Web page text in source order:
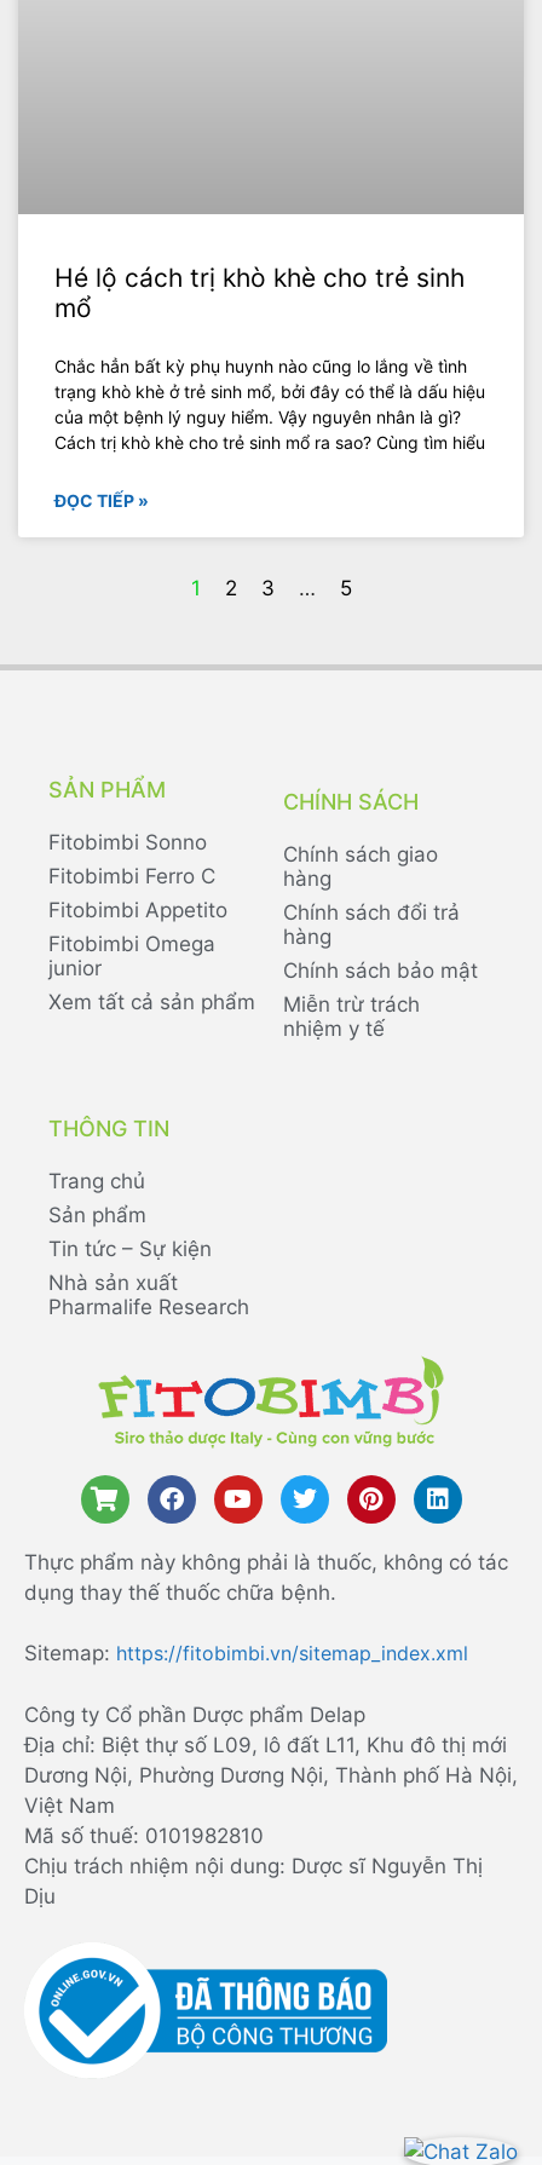
Hé lộ cách trị khò khè cho trẻ sinh
mổ
Chắc hẳn bất kỳ phụ huynh nào cũng lo lắng về tình
trạng khò khè ở trẻ sinh mổ, bởi đây có thể là dấu hiệu
của một bệnh lý nguy hiểm. Vậy nguyên nhân là gì?
Cách trị khò khè cho trẻ sinh mổ ra sao? Cùng tìm hiểu
ĐỌC TIẾP »
1 2 3 … 5
SẢN PHẨM
Fitobimbi Sonno
Fitobimbi Ferro C
Fitobimbi Appetito
Fitobimbi Omega
junior
Xem tất cả sản phẩm
CHÍNH SÁCH
Chính sách giao
hàng
Chính sách đổi trả
hàng
Chính sách bảo mật
Miễn trừ trách
nhiệm y tế
THÔNG TIN
Trang chủ
Sản phẩm
Tin tức – Sự kiện
Nhà sản xuất
Pharmalife Research
Thực phẩm này không phải là thuốc, không có tác
dụng thay thế thuốc chữa bệnh.
Sitemap: https://fitobimbi.vn/sitemap_index.xml
Công ty Cổ phần Dược phẩm Delap
Địa chỉ: Biệt thự số L09, lô đất L11, Khu đô thị mới
Dương Nội, Phường Dương Nội, Thành phố Hà Nội,
Việt Nam
Mã số thuế: 0101982810
Chịu trách nhiệm nội dung: Dược sĩ Nguyễn Thị
Dịu